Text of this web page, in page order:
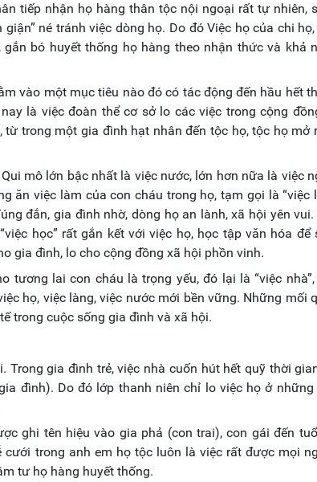
tiếp nhận họ hàng thân tộc nội ngoại rất tự nhiên,
né tránh việc dòng họ. Do đó Việc họ của chi
bó huyết thống họ hàng theo nhận thức và khả
vào một mục tiêu nào đó có tác động đến hầu hết
là việc đoàn thể cơ sở lo các việc trong cộng
từ trong một gia đình hạt nhân đến tộc họ, tộc họ mở
mô lớn bậc nhất là việc nước, lớn hơn nữa là việc
ăn việc làm của con cháu trong họ, tạm gọi là “việc
đắn, gia đình nhờ, dòng họ an lành, xã hội yên
học” rất gắn kết với việc họ, học tập văn hóa để
gia đình, lo cho cộng đồng xã hội phồn vinh.
lai con cháu là trọng yếu, đó lại là “việc nhà”,
họ, việc làng, việc nước mới bền vững. Những mối
trong cuộc sống gia đình và xã hội.
Trong gia đình trẻ, việc nhà cuốn hút hết quỹ thời
đình). Do đó lớp thanh niên chỉ lo việc họ ở những
ghi tên hiệu vào gia phả (con trai), con gái đến
trong anh em họ tộc luôn là việc rất được mọi
tư họ hàng huyết thống.